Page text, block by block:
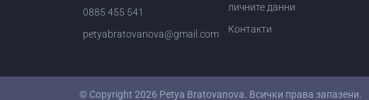
0885 455 541
petyabratovanova@gmail.com
личните данни
Контакти
© Copyright 2026 Petya Bratovanova. Всички права запазени.